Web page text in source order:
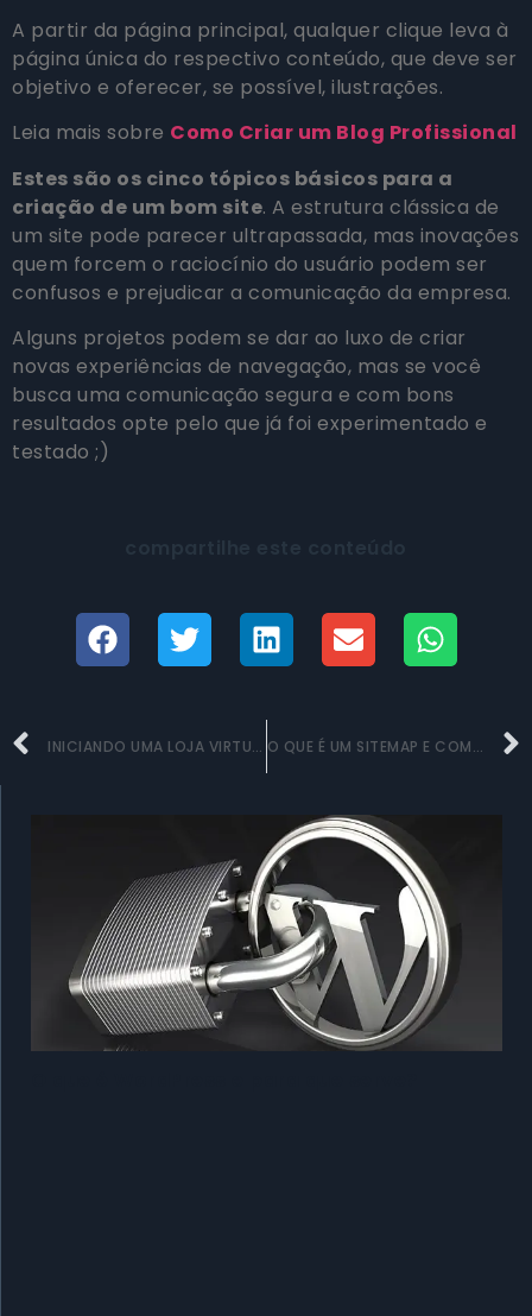
A partir da página principal, qualquer clique leva à
página única do respectivo conteúdo, que deve ser
objetivo e oferecer, se possível, ilustrações.
Leia mais sobre Como Criar um Blog Profissional
Estes são os cinco tópicos básicos para a
criação de um bom site. A estrutura clássica de
um site pode parecer ultrapassada, mas inovações
quem forcem o raciocínio do usuário podem ser
confusos e prejudicar a comunicação da empresa.
Alguns projetos podem se dar ao luxo de criar
novas experiências de navegação, mas se você
busca uma comunicação segura e com bons
resultados opte pelo que já foi experimentado e
testado ;)
INICIANDO UMA LOJA VIRTUAL: POR ONDE COMEÇAR? O QUE É UM SITEMAP E COMO CRIAR